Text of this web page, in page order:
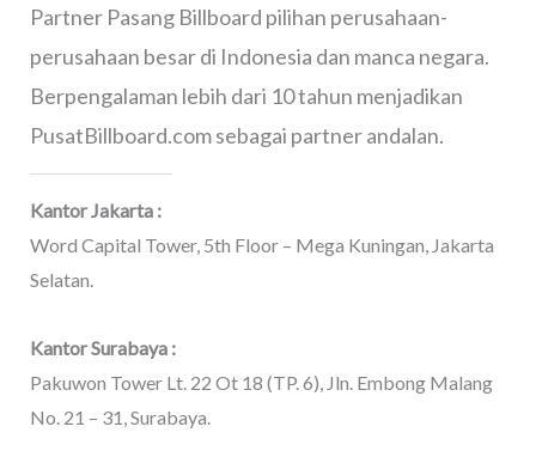
Partner Pasang Billboard pilihan perusahaan-
perusahaan besar di Indonesia dan manca negara.
Berpengalaman lebih dari 10 tahun menjadikan
PusatBillboard.com sebagai partner andalan.
Kantor Jakarta :
Word Capital Tower, 5th Floor – Mega Kuningan, Jakarta
Selatan.
Kantor Surabaya :
Pakuwon Tower Lt. 22 Ot 18 (TP. 6), Jln. Embong Malang
No. 21 – 31, Surabaya.